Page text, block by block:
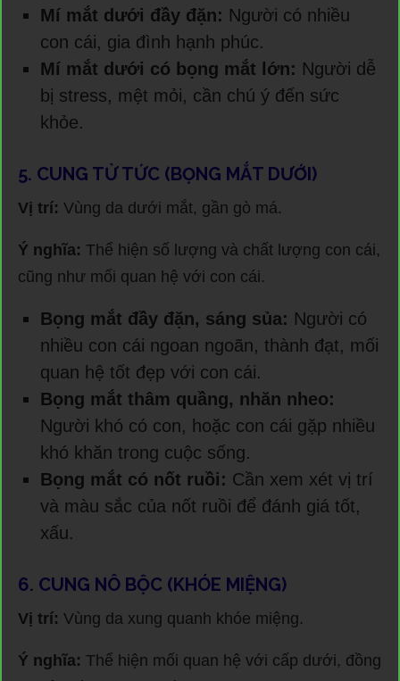
Mí mắt dưới đầy đặn: Người có nhiều
con cái, gia đình hạnh phúc.
Mí mắt dưới có bọng mắt lớn: Người dễ
bị stress, mệt mỏi, cần chú ý đến sức
khỏe.
5. CUNG TỬ TỨC (BỌNG MẮT DƯỚI)
Vị trí: Vùng da dưới mắt, gần gò má.
Ý nghĩa: Thể hiện số lượng và chất lượng con cái,
cũng như mối quan hệ với con cái.
Bọng mắt đầy đặn, sáng sủa: Người có
nhiều con cái ngoan ngoãn, thành đạt, mối
quan hệ tốt đẹp với con cái.
Bọng mắt thâm quầng, nhăn nheo:
Người khó có con, hoặc con cái gặp nhiều
khó khăn trong cuộc sống.
Bọng mắt có nốt ruồi: Cần xem xét vị trí
và màu sắc của nốt ruồi để đánh giá tốt,
xấu.
6. CUNG NÔ BỘC (KHÓE MIỆNG)
Vị trí: Vùng da xung quanh khóe miệng.
Ý nghĩa: Thể hiện mối quan hệ với cấp dưới, đồng